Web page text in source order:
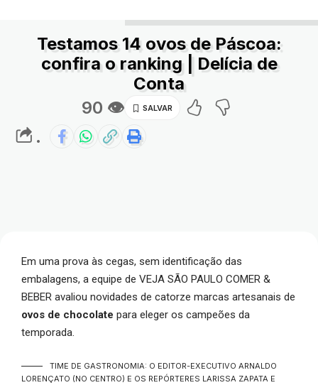
Testamos 14 ovos de Páscoa:
confira o ranking | Delícia de
Conta
90 👁
.
Em uma prova às cegas, sem identificação das
embalagens, a equipe de VEJA SÃO PAULO COMER &
BEBER avaliou novidades de catorze marcas artesanais de
ovos de chocolate para eleger os campeões da
temporada.
TIME DE GASTRONOMIA: O EDITOR-EXECUTIVO ARNALDO
LORENÇATO (NO CENTRO) E OS REPÓRTERES LARISSA ZAPATA E